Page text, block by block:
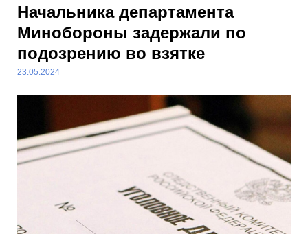
Начальника департамента
Минобороны задержали по
подозрению во взятке
23.05.2024